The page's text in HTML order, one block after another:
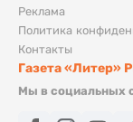
Реклама
Политика
Контакты
Газета «Литер»
Мы в социальных